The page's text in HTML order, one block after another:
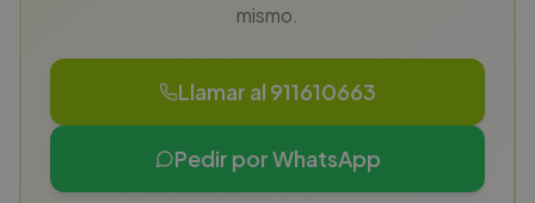
mismo.
Llamar al 911610663
Pedir por WhatsApp